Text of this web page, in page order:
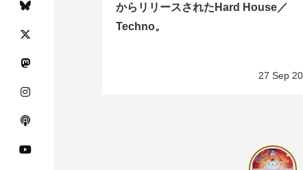
からリリースされたHard House／
Techno。
27 Sep